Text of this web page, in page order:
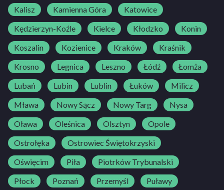
Kalisz
Kamienna Góra
Katowice
Kędzierzyn-Koźle
Kielce Kłodzko
Konin
Koszalin
Kozienice Kraków
Kraśnik
Krosno
Legnica Leszno Łódź
Łomża
Lubań
Lubin Lublin Łuków
Milicz
Mława
Nowy Sącz Nowy Targ
Nysa
Oława
Oleśnica Olsztyn
Opole
Ostrołęka
Ostrowiec Świętokrzyski
Oświęcim
Piła
Piotrków Trybunalski
Płock
Poznań Przemyśl Puławy